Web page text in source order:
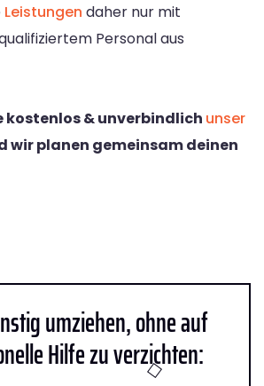
Leistungen daher nur mit
Personal aus
kostenlos & unverbindlich unser
wir planen gemeinsam deinen
umziehen, ohne auf
Hilfe zu verzichten: